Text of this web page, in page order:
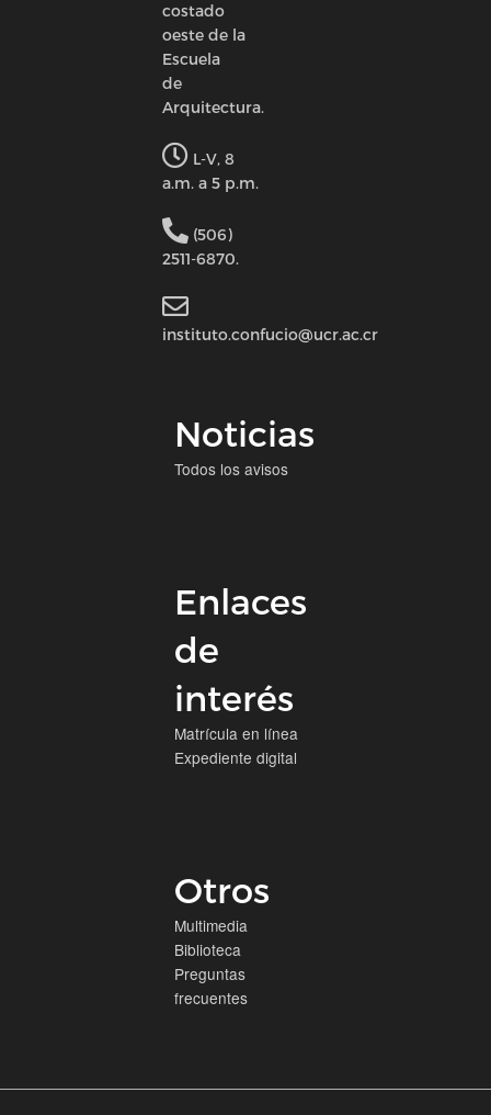
costado
oeste de la
Escuela
de
Arquitectura.
L-V, 8
a.m. a 5 p.m.
(506)
2511-6870.
instituto.confucio@ucr.ac.cr
Noticias
Todos los avisos
Enlaces
de
interés
Matrícula en línea
Expediente digital
Otros
Multimedia
Biblioteca
Preguntas
frecuentes